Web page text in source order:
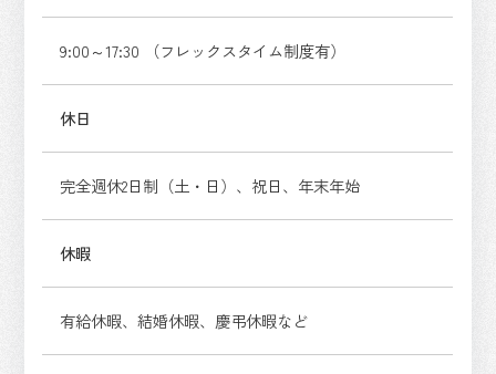
9:00～17:30 （フレックスタイム制度有）
休日
完全週休2日制（土・日）、祝日、年末年始
休暇
有給休暇、結婚休暇、慶弔休暇など